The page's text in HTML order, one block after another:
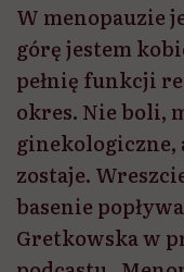
W menopauzie
górę jestem
pełnię funkcji
okres. Nie boli,
ginekologiczne,
zostaje.
basenie
Gretkowska w